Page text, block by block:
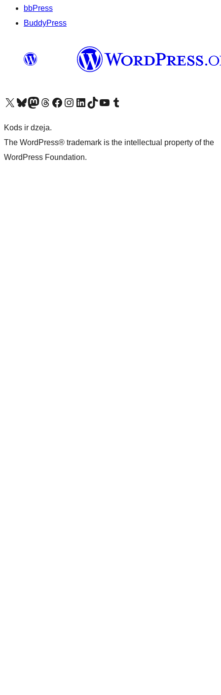
bbPress
BuddyPress
Apmeklējiet mūsu X (agrāk Twitter) kontu
Apmeklējiet mūsu Bluesky kontu
Apmeklējiet mūsu Mastodon kontu
Apmeklējiet mūsu Threads kontu
Apmeklējiet mūsu Facebook lapuApmeklējiet mūsu Instagram kontu
Apmeklējiet mūsu LinkedIn kontu
Apmeklējiet mūsu TikTok kontu
Apmeklējiet mūsu YouTube kanālu
Apmeklējiet mūsu Tumblr kontu
Kods ir dzeja.
The WordPress® trademark is the intellectual property of the
WordPress Foundation.